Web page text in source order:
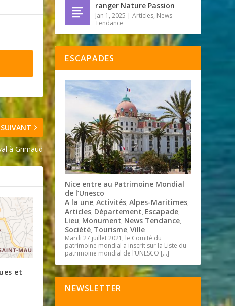
SUIVANT
à Grimaud
et
ranger Nature Passion
Jan 1, 2025 |Articles, News
Tendance
ESCAPADES
Nice entre au Patrimoine Mondial
de l’Unesco
A la une,Activités,Alpes-Maritimes,
Articles, Département, Escapade,
Lieu, Monument, News Tendance,
Société, Tourisme,Ville
Mardi 27 juillet 2021, le Comité du
patrimoine mondial a inscrit sur la Liste du
patrimoine mondial de l’UNESCO […]
NEWSLETTER